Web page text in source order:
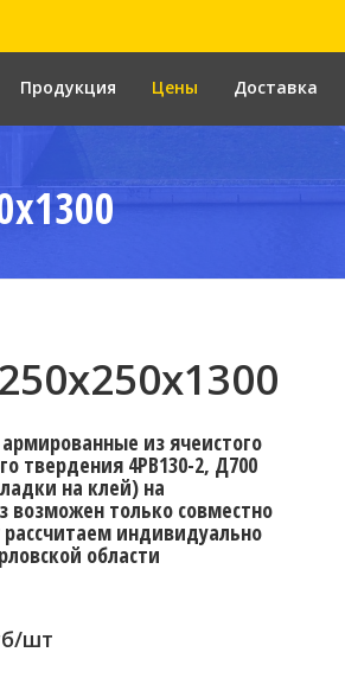
Продукция Цены Доставка
из ячеистого
твердения 4PB130-2, Д700
на клей) на
возможен только совместно
индивидуально
области
шт